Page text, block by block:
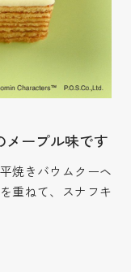
メープル味です
焼きバウムクーヘ
重ねて、スナフキ